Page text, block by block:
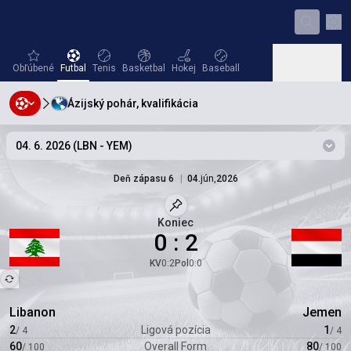
favorites
Obľúbené Futbal
Futbal Tenis
Tenis Basketbal
Basketbal Hokej
Hokej Baseball
Baseball
Hádzaná
Hádzaná Volejbal
Volejbal
Ázijský pohár, kvalifikácia
04. 6. 2026 (LBN -YEM)
Deň zápasu 6 04.jún,2026
Libanon Jemen
Označený zápas
Koniec
0 : 2
KV0:2Pol 0:0
2/ 4 Ligová pozícia 1 / 4
60/ 100 Overall Form 80/ 100